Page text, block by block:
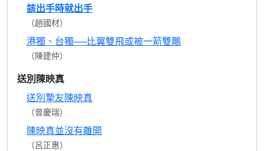
該出手時就出手
（趙國材）
港獨、台獨──比翼雙飛或被一箭雙鵰
（陳建仲）
送別陳映真
送別摯友陳映真
（曾慶瑞）
陳映真並沒有離開
（呂正惠）